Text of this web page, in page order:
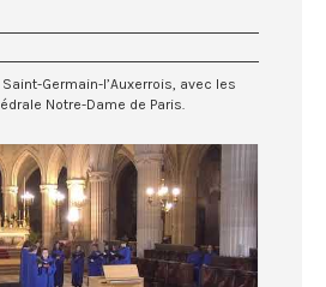
Germain-l’Auxerrois, avec les
Notre-Dame de Paris.